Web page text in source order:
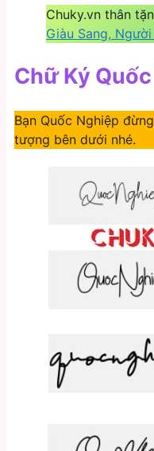
Chuky.vn thân
Giàu Sang,
Chữ Ký
Bạn Quốc Nghiệp
tượng bên dưới nhé.